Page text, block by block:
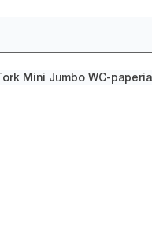
Mini Jumbo WC-